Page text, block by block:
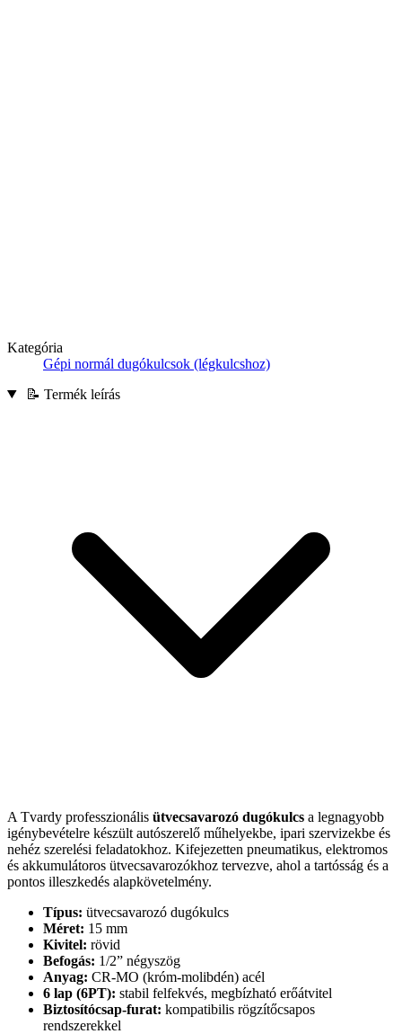
Kategória
Gépi normál dugókulcsok (légkulcshoz)
📝 Termék leírás
A Tvardy professzionális ütvecsavarozó dugókulcs a legnagyobb
igénybevételre készült autószerelő műhelyekbe, ipari szervizekbe és
nehéz szerelési feladatokhoz. Kifejezetten pneumatikus, elektromos
és akkumulátoros ütvecsavarozókhoz tervezve, ahol a tartósság és a
pontos illeszkedés alapkövetelmény.
Típus: ütvecsavarozó dugókulcs
Méret: 15 mm
Kivitel: rövid
Befogás: 1/2” négyszög
Anyag: CR-MO (króm-molibdén) acél
6 lap (6PT): stabil felfekvés, megbízható erőátvitel
Biztosítócsap-furat: kompatibilis rögzítőcsapos
rendszerekkel